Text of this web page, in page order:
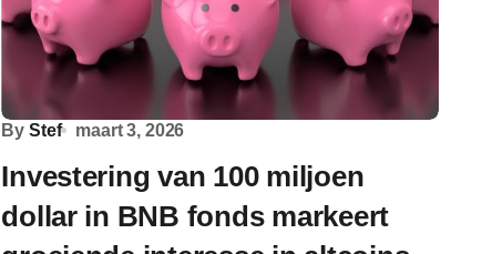
By Stef maart 3, 2026
Investering van 100 miljoen
dollar in BNB fonds markeert